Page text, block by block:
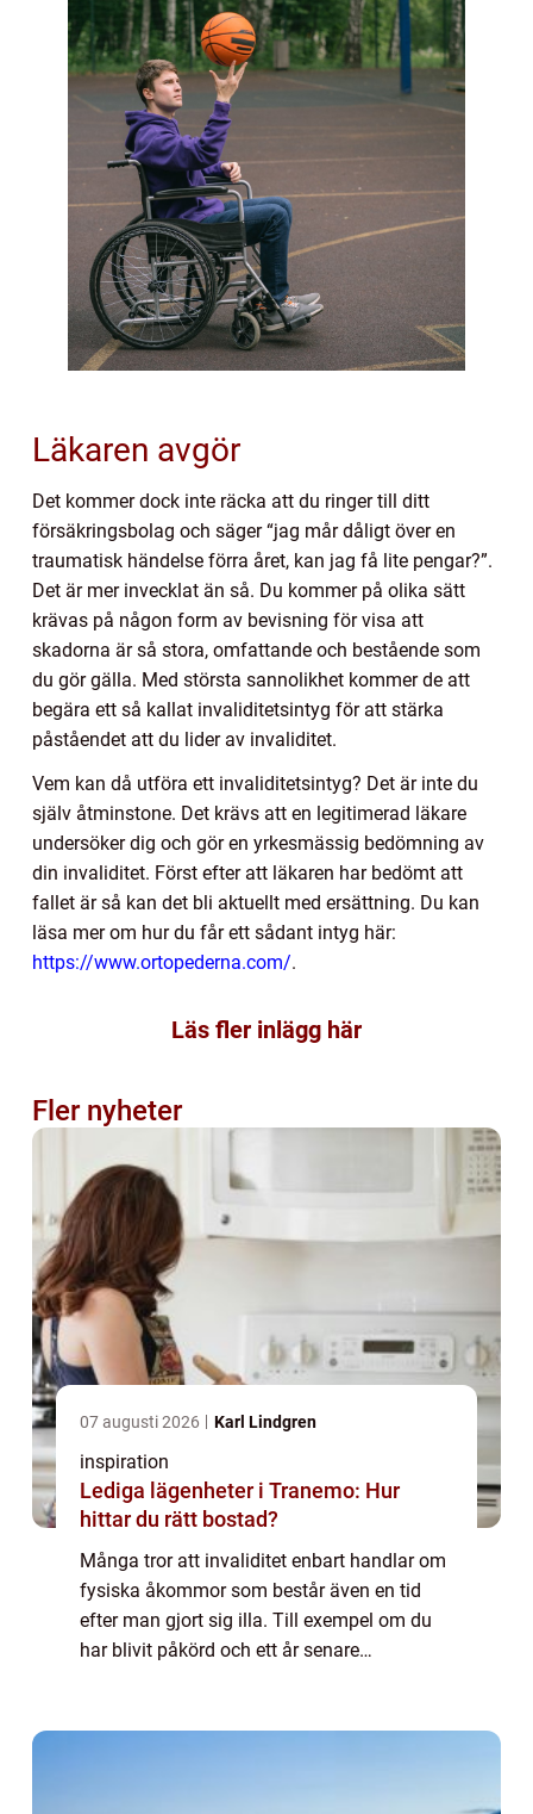
Läkaren avgör
Det kommer dock inte räcka att du ringer till ditt
försäkringsbolag och säger “jag mår dåligt över en
traumatisk händelse förra året, kan jag få lite pengar?”.
Det är mer invecklat än så. Du kommer på olika sätt
krävas på någon form av bevisning för visa att
skadorna är så stora, omfattande och bestående som
du gör gälla. Med största sannolikhet kommer de att
begära ett så kallat invaliditetsintyg för att stärka
påståendet att du lider av invaliditet.
Vem kan då utföra ett invaliditetsintyg? Det är inte du
själv åtminstone. Det krävs att en legitimerad läkare
undersöker dig och gör en yrkesmässig bedömning av
din invaliditet. Först efter att läkaren har bedömt att
fallet är så kan det bli aktuellt med ersättning. Du kan
läsa mer om hur du får ett sådant intyg här:
https://www.ortopederna.com/.
Läs fler inlägg här
Fler nyheter
07 augusti 2026 Karl Lindgren
inspiration
Lediga lägenheter i Tranemo: Hur
hittar du rätt bostad?
Många tror att invaliditet enbart handlar om
fysiska åkommor som består även en tid
efter man gjort sig illa. Till exempel om du
har blivit påkörd och ett år senare